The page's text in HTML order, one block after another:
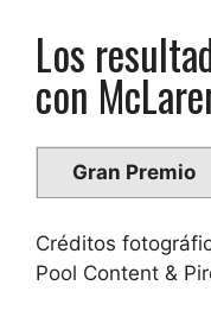
Los
con
Gran Premio
Créditos
Pool Content &